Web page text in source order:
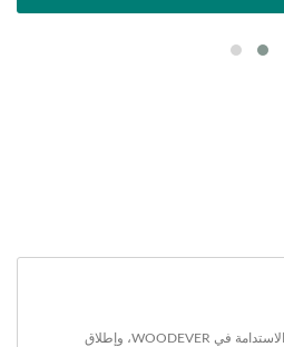
استكشف آخر الأخبار حول جهود الاستدامة في WOODEVER، وإطلاق